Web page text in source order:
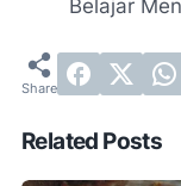
Belajar
Related Posts